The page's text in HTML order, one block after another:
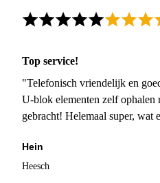
Top service!
"Telefonisch vriendelijk en
U-blok elementen zelf ophalen
gebracht! Helemaal super, wat
Hein
Heesch